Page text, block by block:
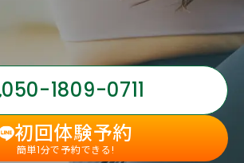
050-1809-0711
初回体験予約
簡単1分で予約できる!